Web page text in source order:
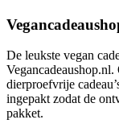
De leukste vegan
dierproefvrije
ingepakt zodat de
pakket.